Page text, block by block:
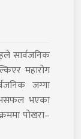
सार्वजनिक
महारोग
जग्गा
असफल भएका
पोखरा–